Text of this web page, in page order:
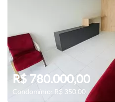
R$ 780.000,00
Condomínio: R$ 350,00